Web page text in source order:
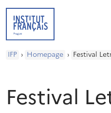
IFP › Homepage › Festival
Festival